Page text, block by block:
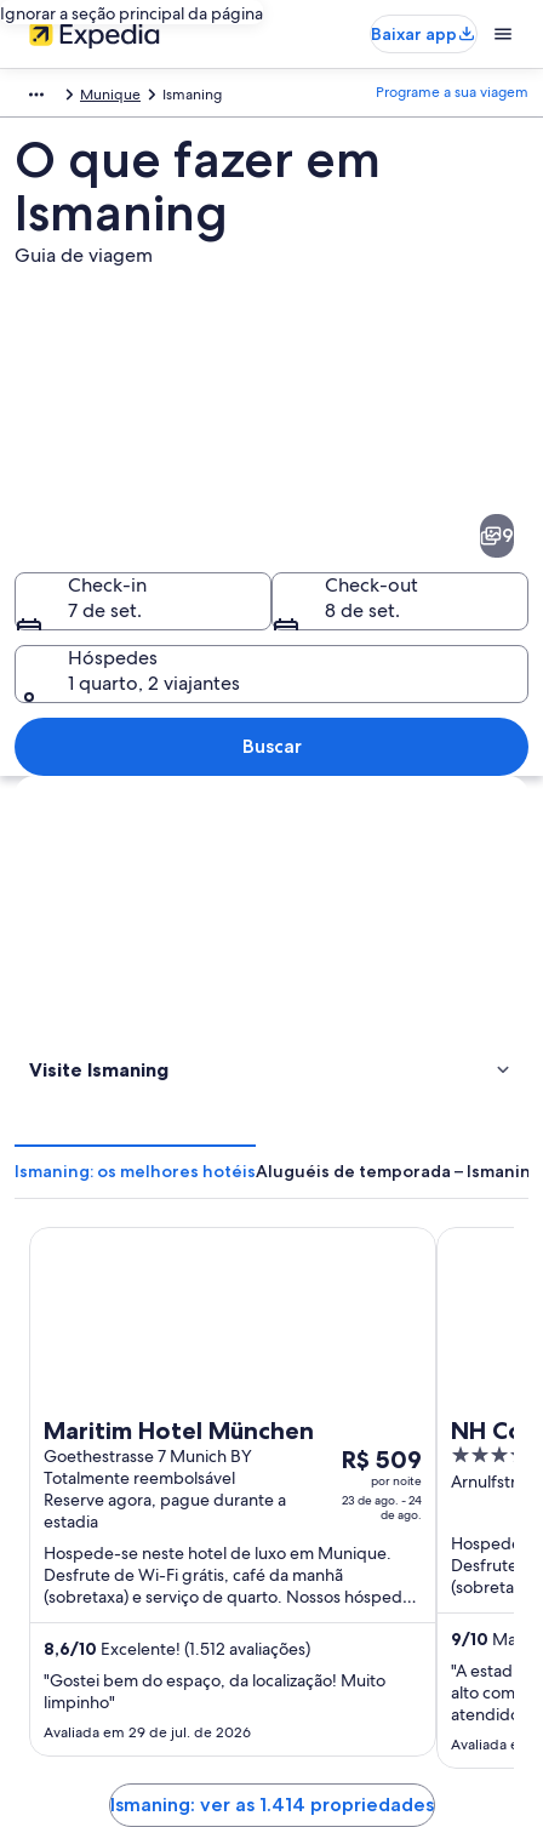
Ignorar a seção principal da página
Baixar app
Munique Ismaning Programe a sua viagem
O que fazer em
Ismaning
Guia de viagem
Um edifício com janelas amplas e
9
Check-in
7 de set.
Check-out
8 de set.
Hóspedes
1 quarto, 2 viajantes
Buscar
Explorar mapa
Visite Ismaning
Ismaning: os melhores hotéisAluguéis de temporada – Ismaning
Maritim Hotel München
Goethestrasse 7 Munich BY
Totalmente reembolsável
Reserve agora, pague durante a
estadia
O
preço
é
R$ 509
por
diária
estadia
de
ago.
a
R$ 509
por noite
23 de ago. - 24
de ago.
Hospede-se neste hotel de luxo em Munique.
Desfrute de Wi-Fi grátis, café da manhã
(sobretaxa) e serviço de quarto. Nossos hóspedes
elogiam o café da manhã e ...
8,6/10 Excelente! (1.512 avaliações)
"Gostei bem do espaço, da localização! Muito
limpinho"
Avaliada em 29 de jul. de 2026
Maritim Hotel München
NH
4.5
out
5
Hospede-
Desfrute
(sobretaxa)
elogiam os
9/10
"A estadia
alto com
atendido.
da Estação
Avaliada em
NH
Ismaning: ver as 1.414 propriedades